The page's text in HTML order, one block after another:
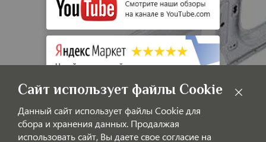
Сайт использует файлы Cookie
Данный сайт использует файлы Cookie для
сбора и хранения данных. Продалжая
использовать сайт, Вы даете свое согласие на